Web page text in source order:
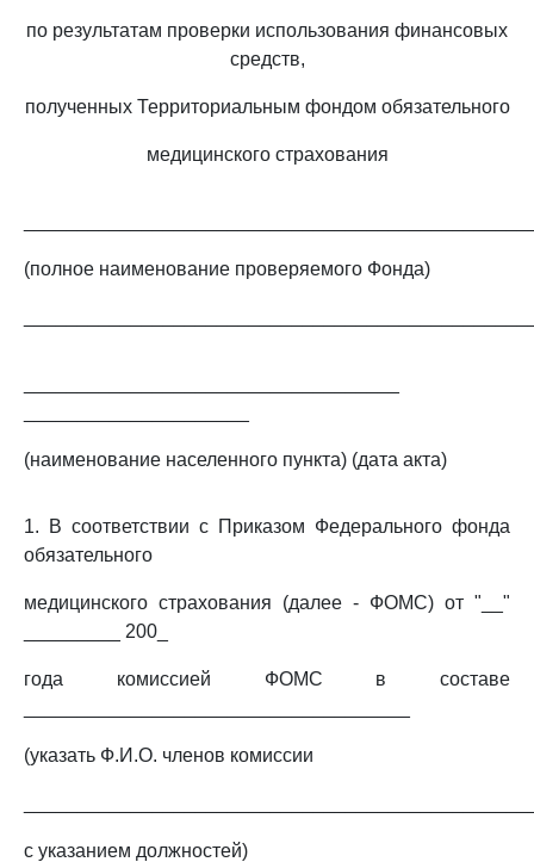
по результатам проверки использования финансовых
средств,
полученных Территориальным фондом обязательного
медицинского страхования
(полное наименование проверяемого Фонда)
(наименование населенного пункта) (дата акта)
1. В соответствии с Приказом Федерального фонда
обязательного
медицинского страхования (далее - ФОМС) от "__"
_________ 200_
года комиссией ФОМС в составе
(указать Ф.И.О. членов комиссии
с указанием должностей)